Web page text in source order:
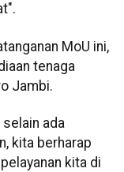
MoU ini,
tenaga
Jambi.
ada
kita berharap
kita di